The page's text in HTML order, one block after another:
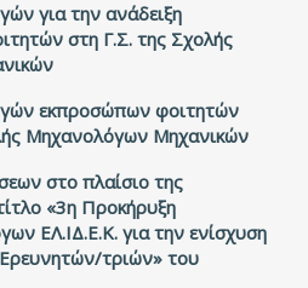
για την ανάδειξη
στη Γ.Σ. της Σχολής
εκπροσώπων φοιτητών
Μηχανολόγων Μηχανικών
στο πλαίσιο της
«3η Προκήρυξη
ΕΛ.ΙΔ.Ε.Κ. για την ενίσχυση
τριών» του